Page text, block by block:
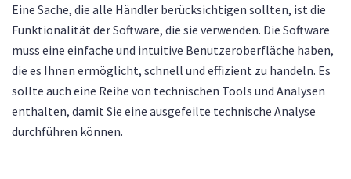
Eine Sache, die alle Händler berücksichtigen sollten, ist die
Funktionalität der Software, die sie verwenden. Die Software
muss eine einfache und intuitive Benutzeroberfläche haben,
die es Ihnen ermöglicht, schnell und effizient zu handeln. Es
sollte auch eine Reihe von technischen Tools und Analysen
enthalten, damit Sie eine ausgefeilte technische Analyse
durchführen können.